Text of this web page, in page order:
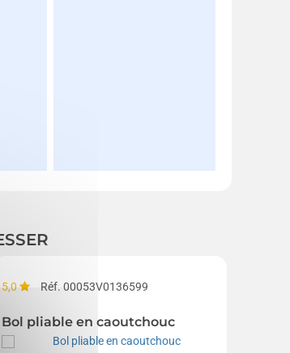
5,0 Réf. 00053V0136599
Bol pliable en caoutchouc